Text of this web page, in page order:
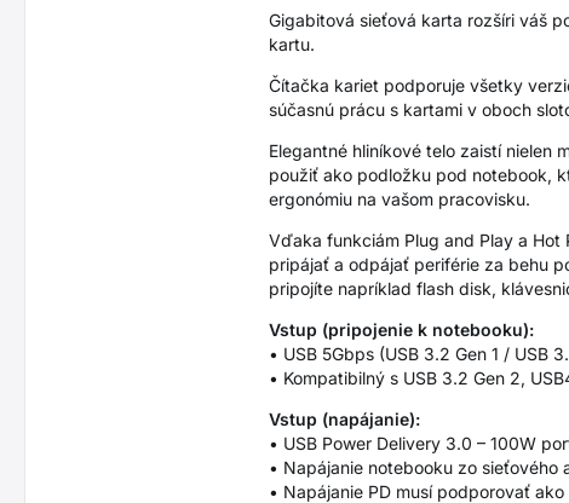
Gigabitová sieťová karta rozšíri váš
kartu.
Čítačka kariet podporuje všetky
súčasnú prácu s kartami v oboch
Elegantné hliníkové telo zaistí nielen
použiť ako podložku pod notebook,
ergonómiu na vašom pracovisku.
Vďaka funkciám Plug and Play a
pripájať a odpájať periférie za behu
pripojíte napríklad flash disk,
Vstup (pripojenie k notebooku):
• USB 5Gbps (USB 3.2 Gen 1 / USB
• Kompatibilný s USB 3.2 Gen 2,
Vstup (napájanie):
• USB Power Delivery 3.0 – 100W
• Napájanie notebooku zo sieťového
• Napájanie PD musí podporovať